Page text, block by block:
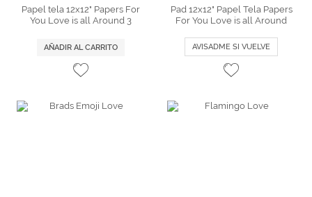
Papel tela 12x12" Papers For
You Love is all Around 3
AÑADIR AL CARRITO
Pad 12x12" Papel Tela Papers
For You Love is all Around
AVISADME SI VUELVE